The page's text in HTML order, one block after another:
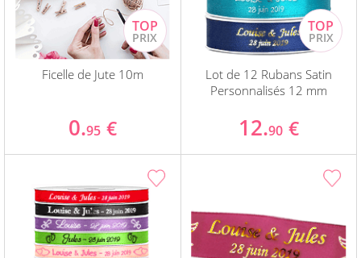
Ficelle de Jute 10m
0.95 €
Lot de 12 Rubans Satin
Personnalisés 12 mm
12.90 €